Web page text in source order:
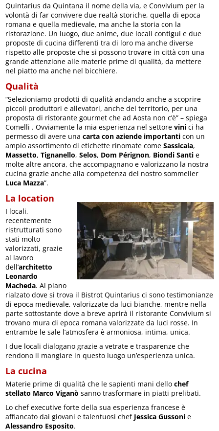
Quintarius da Quintana il nome della via, e Convivium per la
volontà di far convivere due realtà storiche, quella di epoca
romana e quella medievale, ma anche la storia con la
ristorazione. Un luogo, due anime, due locali contigui e due
proposte di cucina differenti tra di loro ma anche diverse
rispetto alle proposte che si possono trovare in città con una
grande attenzione alle materie prime di qualità, da mettere
nel piatto ma anche nel bicchiere.
Qualità
“Selezioniamo prodotti di qualità andando anche a scoprire
piccoli produttori e allevatori, anche del territorio, per una
proposta di ristorante gourmet che ad Aosta non c’è” – spiega
Comelli . Ovviamente la mia esperienza nel settorevini ci ha
permesso di avere una carta con aziende importanti con un
ampio assortimento di etichette rinomate comeSassicaia,
Massetto,Tignanello,Selos, Dom Pérignon, Biondi Santi e
molte altre ancora, che accompagnano e valorizzano la nostra
cucina grazie anche alla competenza del nostro sommelier
Luca Mazza”.
La location
I locali,
recentemente
ristrutturati sono
stati molto
valorizzati, grazie
al lavoro
dell’architetto
Leonardo
Macheda. Al piano
rialzato dove si trova il Bistrot Quintarius ci sono testimonianze
di epoca medievale, valorizzate da luci bianche, mentre nella
parte sottostante dove a breve aprirà il ristorante Convivium si
trovano mura di epoca romana valorizzate da luci rosse. In
entrambe le sale l’atmosfera è armoniosa, intima, unica.
I due locali dialogano grazie a vetrate e trasparenze che
rendono il mangiare in questo luogo un’esperienza unica.
La cucina
Materie prime di qualità che le sapienti mani dellochef
stellato Marco Viganò sanno trasformare in piatti prelibati.
Lo chef executive forte della sua esperienza francese è
affiancato dai giovani e talentuosi chef Jessica Gussoni e
Alessandro Esposito.